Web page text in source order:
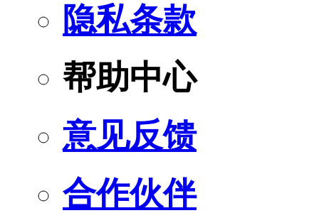
隐私条款
帮助中心
意见反馈
合作伙伴